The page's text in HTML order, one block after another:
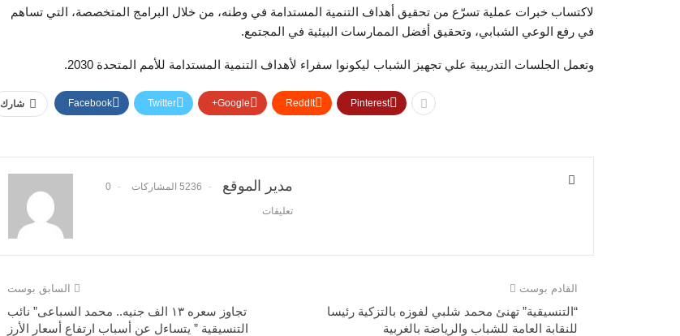
لاكتساب خبرات عملية تسرّع من تحقيق أهداف التنمية المستدامة في وطنه، من خلال البرامج المتخصصة، التي تساهم
في رفع الوعي الشبابي، وتحقيق أفضل الممارسات البيئية في المجتمع.
وتعمل الجلسات التدريبية علي تجهيز الشباب ليكونوا سفراء لأهداف التنمية المستدامة للأمم المتحدة 2030. ‎
شارك Facebook Twitter Google+ ReddIt Pinterest
مدير الموقع 5236 المشاركات 0
تعليقات
السابق بوست
تجاوز سعره ١٣ الف جنيه.. محمد السباعى” نائب
التنسيقية ” يتساءل عن أسباب ارتفاع أسعار الأرز
القادم بوست
“التنسيقية” تهنئ محمد شلبي لفوزه بالتزكية رئيسا
للنقابة العامة للشباب والرياضة بالغربية